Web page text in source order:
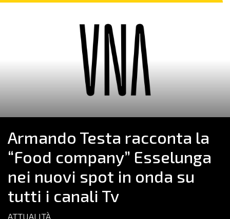
Armando Testa racconta la
“Food company” Esselunga
nei nuovi spot in onda su
tutti i canali Tv
ATTUALITÀ